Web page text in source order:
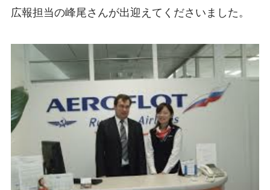
広報担当の峰尾さんが出迎えてくださいました。